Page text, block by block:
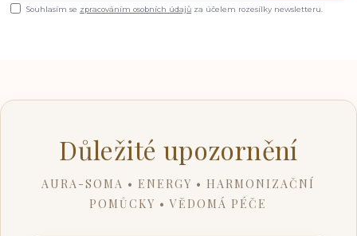
Souhlasím se zpracováním osobních údajů za účelem rozesílky newsletteru.
Důležité upozornění
AURA-SOMA • ENERGY • HARMONIZAČNÍ
POMŮCKY • VĚDOMÁ PÉČE